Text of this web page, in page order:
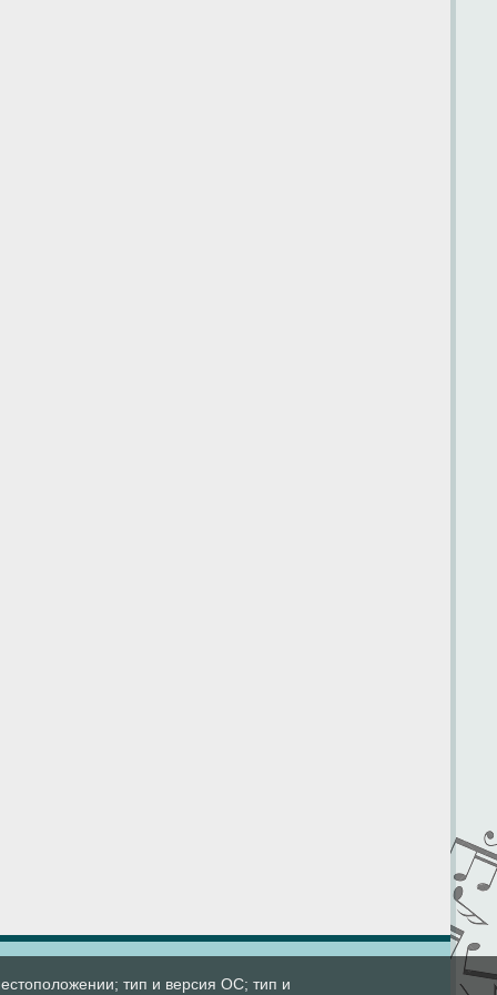
тип и версия ОС; тип и